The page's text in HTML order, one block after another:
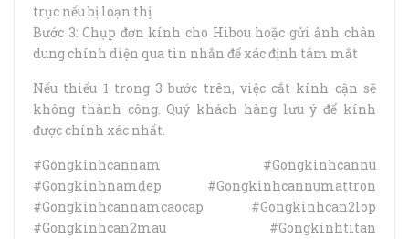
trục nếu bị loạn thị
Bước 3: Chụp đơn kính cho Hibou hoặc gửi ảnh chân
dung chính diện qua tin nhắn để xác định tâm mắt
Nếu thiếu 1 trong 3 bước trên, việc cắt kính cận sẽ
không thành công. Quý khách hàng lưu ý để kính
được chính xác nhất.
#Gongkinhcannam #Gongkinhcannu
#Gongkinhnamdep #Gongkinhcannumattron
#Gongkinhcannamcaocap #Gongkinhcan2lop
#Gongkinhcan2mau #Gongkinhtitan